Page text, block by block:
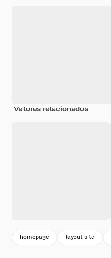
Vetores relacionados
homepage layout site